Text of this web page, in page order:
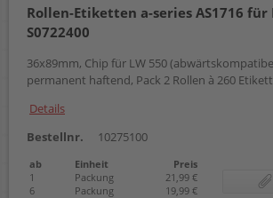
57 mm x
62 mm x
62 x 29 mm
104 x 159
Rollen-Etiketten a-series AS1716 für
S0722400
36x89mm, Chip für LW 550
permanent haftend, Pack 2 Rollen à 260
Details
Bestellnr.
10275100
ab Einheit
Preis
1
Packung
21,99 €
6
Packung 19,99 €